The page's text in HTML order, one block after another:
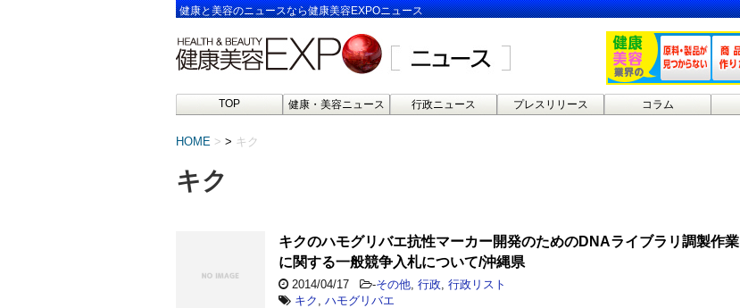
健康と美容のニュースなら健康美容EXPOニュース
TOP 健康・美容ニュース 行政ニュース プレスリリース コラム
HOME > キク
キク
キクのハモグリバエ抗性マーカー開発のためのDNAライブラリ調製作業
に関する一般競争入札について/沖縄県
2014/04/17 -その他 行政 行政リスト
キク
ハモグリバエ